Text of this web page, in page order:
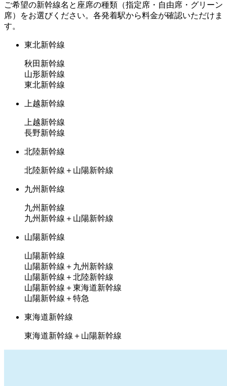
ご希望の新幹線名と座席の種類（指定席・自由席・グリーン
席）をお選びください。各発着駅から料金が確認いただけま
す。
東北新幹線
秋田新幹線
山形新幹線
東北新幹線
上越新幹線
上越新幹線
長野新幹線
北陸新幹線
北陸新幹線＋山陽新幹線
九州新幹線
九州新幹線
九州新幹線＋山陽新幹線
山陽新幹線
山陽新幹線
山陽新幹線＋九州新幹線
山陽新幹線＋北陸新幹線
山陽新幹線＋東海道新幹線
山陽新幹線＋特急
東海道新幹線
東海道新幹線＋山陽新幹線